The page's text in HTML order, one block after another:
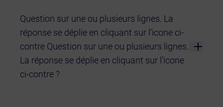
Question sur une ou plusieurs lignes. La
réponse se déplie en cliquant sur l’icone ci-
contre Question sur une ou plusieurs lignes.
La réponse se déplie en cliquant sur l’icone
ci-contre ?